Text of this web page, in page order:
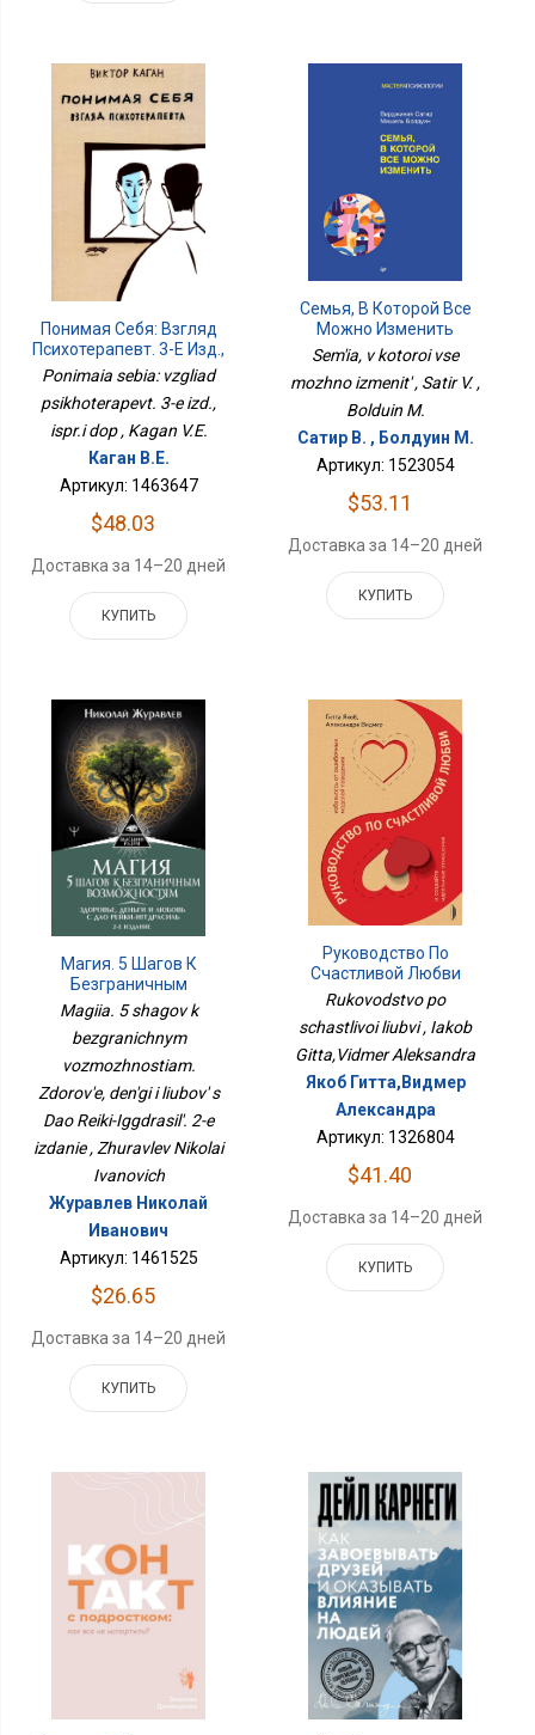
Понимая Себя: Взгляд
Психотерапевт. 3-Е Изд.,
Испр.и Доп
Ponimaia sebia: vzgliad
psikhoterapevt. 3-e izd.,
ispr.i dop , Kagan V.E.
Каган В.Е.
Артикул: 1463647
$48.03
Доставка за 14–20 дней
КУПИТЬ
Семья, В Которой Все
Можно Изменить
Sem'ia, v kotoroi vse
mozhno izmenit' , Satir V. ,
Bolduin M.
Сатир В. , Болдуин М.
Артикул: 1523054
$53.11
Доставка за 14–20 дней
КУПИТЬ
Магия. 5 Шагов К
Безграничным
Возможностям.
Здоровье, Деньги И
Любовь С Дао Рейки-
Иггдрасиль. 2-Е Издание
Magiia. 5 shagov k
bezgranichnym
vozmozhnostiam.
Zdorov'e, den'gi i liubov' s
Dao Reiki-Iggdrasil'. 2-e
izdanie , Zhuravlev Nikolai
Ivanovich
Журавлев Николай
Иванович
Артикул: 1461525
$26.65
Доставка за 14–20 дней
КУПИТЬ
Руководство По
Счастливой Любви
Rukovodstvo po
schastlivoi liubvi , Iakob
Gitta,Vidmer Aleksandra
Якоб Гитта,Видмер
Александра
Артикул: 1326804
$41.40
Доставка за 14–20 дней
КУПИТЬ